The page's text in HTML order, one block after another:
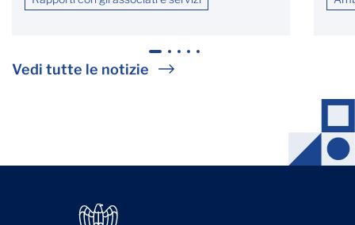
1 2 3 4 5
Vedi tutte le notizie